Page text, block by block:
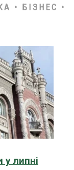
• БІЗНЕС •
у липні